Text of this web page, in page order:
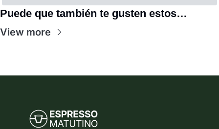
Puede que también te gusten estos…
View more